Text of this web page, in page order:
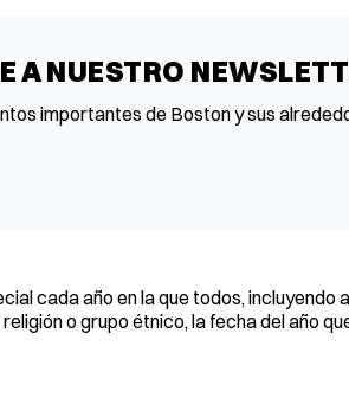
A NUESTRO
importantes de Boston y sus
cada año en la que todos, incluyendo
o grupo étnico, la fecha del año